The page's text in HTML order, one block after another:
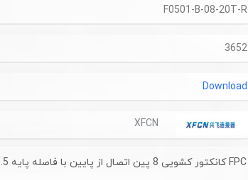
F0501-B-08-20T-R
3652
Download
FPC کانکتور کشویی 8 پین اتصال از پایین با فاصله پایه 0.5 میلیمتر